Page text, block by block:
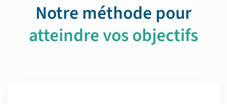
Notre méthode pour
atteindre vos objectifs